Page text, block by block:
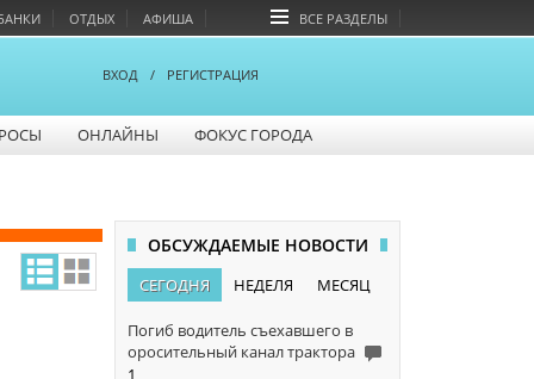
ОТДЫХ АФИША ВСЕ РАЗДЕЛЫ
ВХОД / РЕГИСТРАЦИЯ
ОНЛАЙНЫ ФОКУС ГОРОДА
ОБСУЖДАЕМЫЕ НОВОСТИ
СЕГОДНЯ НЕДЕЛЯ МЕСЯЦ
Погиб водитель съехавшего в
оросительный канал трактора
1